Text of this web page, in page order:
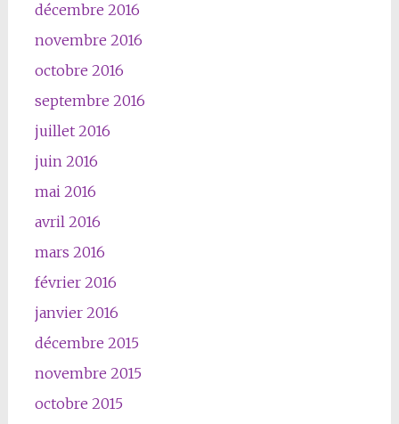
décembre 2016
novembre 2016
octobre 2016
septembre 2016
juillet 2016
juin 2016
mai 2016
avril 2016
mars 2016
février 2016
janvier 2016
décembre 2015
novembre 2015
octobre 2015